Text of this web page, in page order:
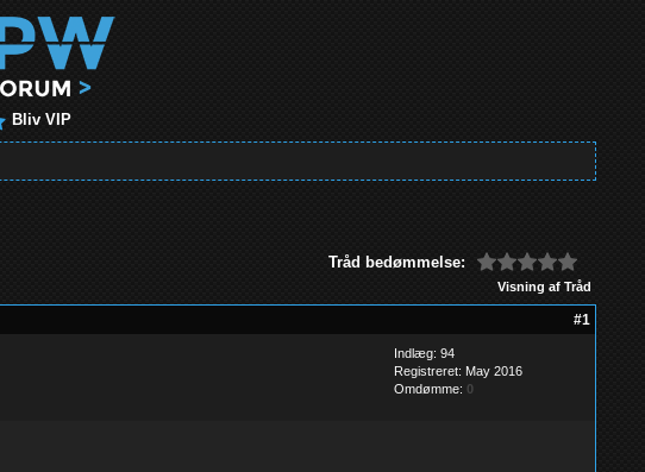
Bliv VIP
Tråd bedømmelse:
Visning af Tråd
#1
Indlæg: 94
Registreret: May 2016
Omdømme: 0